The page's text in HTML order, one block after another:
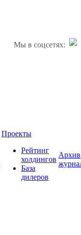
Мы в соцсетях:
Проекты
Рейтинг
холдингов
База
дилеров
Архив